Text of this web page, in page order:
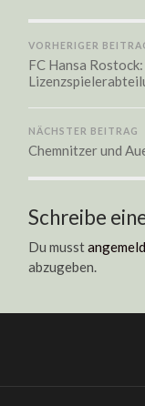
VORHERIGER
FC Hansa
NÄCHSTER BEITRAG
Chemnitzer und
Schreibe
Du musst
abzugeben.